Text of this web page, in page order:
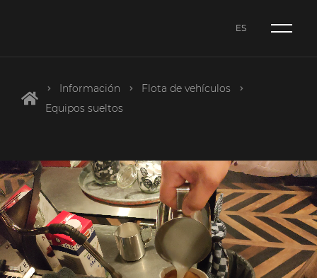
ES
Información
Flota de vehículos
Equipos sueltos